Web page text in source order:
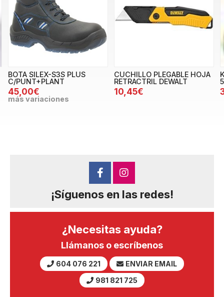
BOTA SILEX-S3S PLUS
C/PUNT+PLANT
45,00€
más variaciones
CUCHILLO PLEGABLE HOJA
RETRACTRIL DEWALT
10,45€
¡Síguenos en las redes!
¿Necesitas ayuda?
Llámanos o escríbenos
604 076 221
ENVIAR EMAIL
981 821 725